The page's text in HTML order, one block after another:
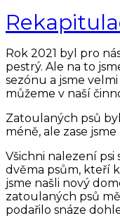
Rok 2021 byl pro
pestrý. Ale na to
sezónu a jsme
můžeme v naší
Zatoulaných psů
méně, ale zase
Všichni nalezení psi
dvěma psům, kteří
jsme našli nový
zatoulaných psů
podařilo snáze